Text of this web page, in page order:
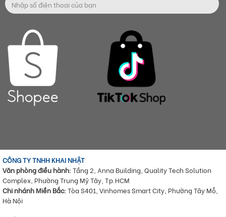
CÔNG TY TNHH KHAI NHẬT
Văn phòng điều hành: Tầng 2, Anna Building, Quality Tech Solution
Complex, Phường Trung Mỹ Tây, Tp.HCM
Chi nhánh Miền Bắc: Tòa S401, Vinhomes Smart City, Phường Tây Mỗ,
Hà Nội